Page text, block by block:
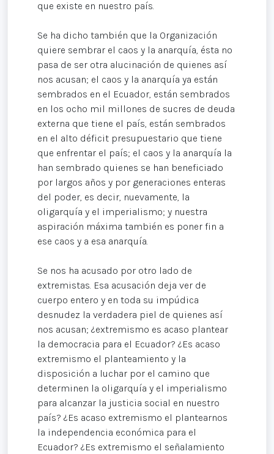
que existe en nuestro país.
Se ha dicho también que la Organización
quiere sembrar el caos y la anarquía, ésta no
pasa de ser otra alucinación de quienes así
nos acusan; el caos y la anarquía ya están
sembrados en el Ecuador, están sembrados
en los ocho mil millones de sucres de deuda
externa que tiene el país, están sembrados
en el alto déficit presupuestario que tiene
que enfrentar el país; el caos y la anarquía la
han sembrado quienes se han beneficiado
por largos años y por generaciones enteras
del poder, es decir, nuevamente, la
oligarquía y el imperialismo; y nuestra
aspiración máxima también es poner fin a
ese caos y a esa anarquía.
Se nos ha acusado por otro lado de
extremistas. Esa acusación deja ver de
cuerpo entero y en toda su impúdica
desnudez la verdadera piel de quienes así
nos acusan; ¿extremismo es acaso plantear
la democracia para el Ecuador? ¿Es acaso
extremismo el planteamiento y la
disposición a luchar por el camino que
determinen la oligarquía y el imperialismo
para alcanzar la justicia social en nuestro
país? ¿Es acaso extremismo el plantearnos
la independencia económica para el
Ecuador? ¿Es extremismo el señalamiento